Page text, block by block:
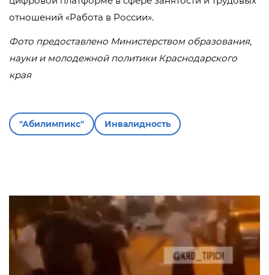
отношений «Работа в России».
Фото предоставлено Министерством образования,
науки и молодежной политики Краснодарского
края
"Абилимпикс" Инвалидность